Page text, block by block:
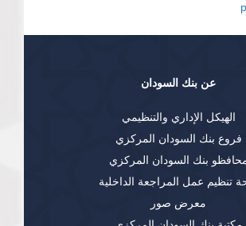
عن بنك السودان
الهيكل الإداري والتنظيمي
فروع بنك السودان المركزي
بنك السودان المركزي
تنظيم عمل المراجعة الداخلية
معرض صور